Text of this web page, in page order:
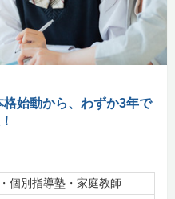
始動から、わずか3年で
個別指導塾・家庭教師